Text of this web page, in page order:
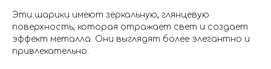
Эти шарики имеют зеркальную, глянцевую
поверхность, которая отражает свет и создает
эффект металла. Они выглядят более элегантно и
привлекательно.